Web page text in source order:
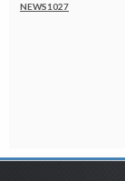
NEWS1027